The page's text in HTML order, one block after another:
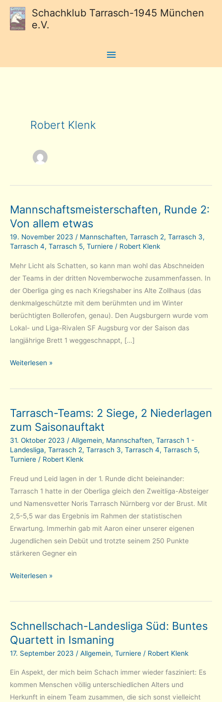
Schachklub Tarrasch-1945 München
e.V.
Hauptmenü
Robert Klenk
Mannschaftsmeisterschaften, Runde 2:
Von allem etwas
19. November 2023 / Mannschaften, Tarrasch 2, Tarrasch 3,
Tarrasch 4, Tarrasch 5, Turniere / Robert Klenk
Mehr Licht als Schatten, so kann man wohl das Abschneiden
der Teams in der dritten Novemberwoche zusammenfassen. In
der Oberliga ging es nach Kriegshaber ins Alte Zollhaus (das
denkmalgeschützte mit dem berühmten und im Winter
berüchtigten Bollerofen, genau). Den Augsburgern wurde vom
Lokal- und Liga-Rivalen SF Augsburg vor der Saison das
langjährige Brett 1 weggeschnappt, […]
Mannschaftsmeisterschaften,
2:
allem
etwas
Weiterlesen »
Tarrasch-Teams: 2 Siege, 2 Niederlagen
zum Saisonauftakt
31. Oktober 2023 / Allgemein, Mannschaften, Tarrasch 1 -
Landesliga, Tarrasch 2, Tarrasch 3, Tarrasch 4, Tarrasch 5,
Turniere / Robert Klenk
Freud und Leid lagen in der 1. Runde dicht beieinander:
Tarrasch 1 hatte in der Oberliga gleich den Zweitliga-Absteiger
und Namensvetter Noris Tarrasch Nürnberg vor der Brust. Mit
2,5-5,5 war das Ergebnis im Rahmen der statistischen
Erwartung. Immerhin gab mit Aaron einer unserer eigenen
Jugendlichen sein Debüt und trotzte seinem 250 Punkte
stärkeren Gegner ein
Tarrasch-
2
2
Niederlagen
zum
Weiterlesen »
Schnellschach-Landesliga Süd: Buntes
Quartett in Ismaning
17. September 2023 / Allgemein, Turniere / Robert Klenk
Ein Aspekt, der mich beim Schach immer wieder fasziniert: Es
kommen Menschen völlig unterschiedlichen Alters und
Herkunft in einem Team zusammen, die sich sonst vielleicht